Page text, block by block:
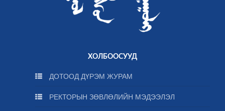
ХОЛБООСУУД
ДОТООД ДҮРЭМ ЖУРАМ
РЕКТОРЫН ЗӨВЛӨЛИЙН МЭДЭЭЛЭЛ